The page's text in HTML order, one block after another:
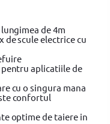
de 4m
de scule electrice cu
pentru aplicatiile de
cu o singura mana
confortul
optime de taiere in